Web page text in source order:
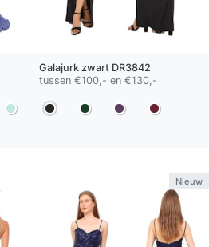
Galajurk zwartDR3842
tussen €100,- en €130,-
Nieuw